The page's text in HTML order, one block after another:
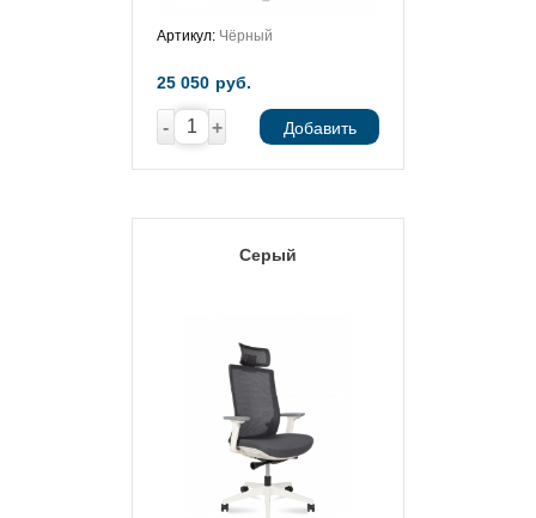
Артикул: Чёрный
25 050 руб.
- + Добавить
Серый